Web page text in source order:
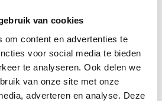
van cookies
om content en advertenties te
voor social media te bieden
te analyseren. Ook delen we
van onze site met onze
adverteren en analyse. Deze
Wandlamp Letto H
cm...
Ombra Ø 50...